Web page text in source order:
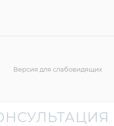
Версия для слабовидящих